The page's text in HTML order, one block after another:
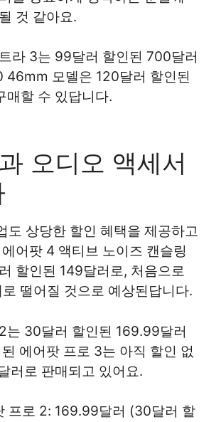
것 같아요.
라 3는 99달러 할인된 700달러
46mm 모델은 120달러 할인된
매할 수 있답니다.
오디오 액세서
도 상당한 할인 혜택을 제공하고
어팟 4 액티브 노이즈 캔슬링
할인된 149달러로, 처음으로
떨어질 것으로 예상된답니다.
는 30달러 할인된 169.99달러
에어팟 프로 3는 아직 할인 없
러로 판매되고 있어요.
프로 2: 169.99달러 (30달러 할